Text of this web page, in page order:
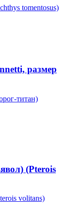
размер
(Pterois